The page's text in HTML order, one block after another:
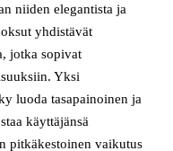
niiden elegantista ja
yhdistävät
jotka sopivat
Yksi
luoda tasapainoinen ja
käyttäjänsä
pitkäkestoinen vaikutus